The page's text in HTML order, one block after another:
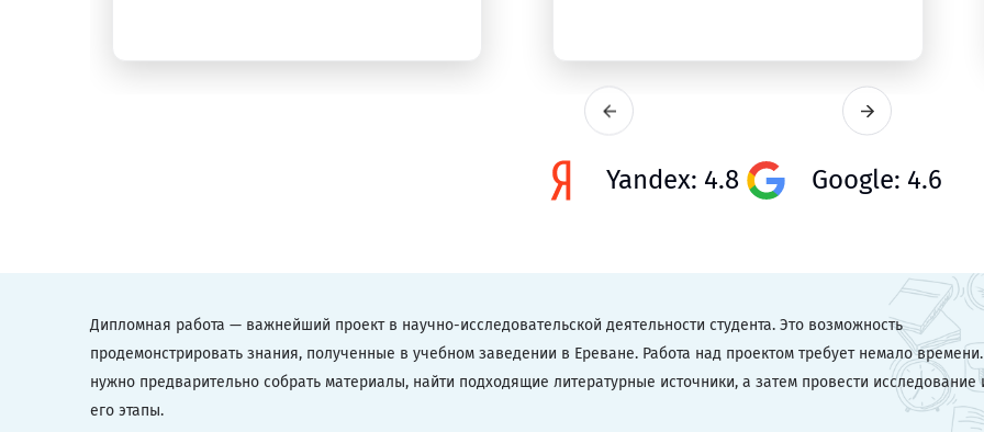
Yandex: 4.8 Google: 4.6
Дипломная работа — важнейший проект в научно-исследовательской деятельности студента. Это возможность
продемонстрировать знания, полученные в учебном заведении в Ереване. Работа над проектом требует немало
нужно предварительно собрать материалы, найти подходящие литературные источники, а затем провести исследование
его этапы.